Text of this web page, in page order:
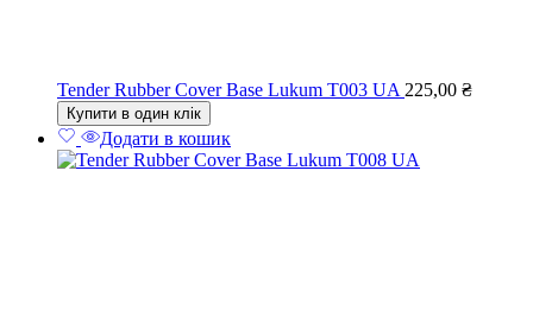
Tender Rubber Cover Base Lukum T003 UA 225,00 ₴
Купити в один клік
Додати в кошик